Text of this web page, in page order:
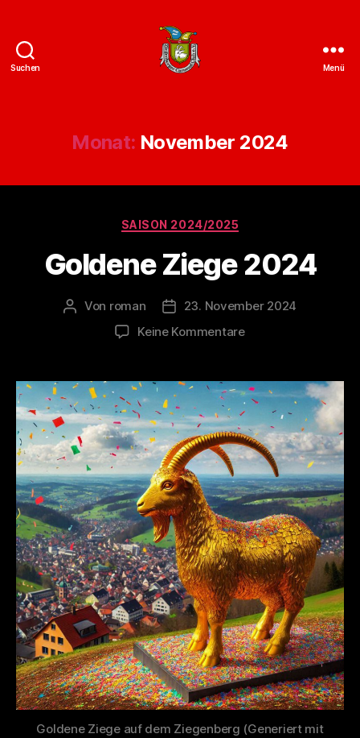
Suchen Menü
Monat: November 2024
Kategorien
SAISON 2024/2025
Goldene Ziege 2024
Beitragsautor
Von roman Veröffentlichungsdatum
23. November 2024
Keine Kommentarezu
2024
Goldene Ziege auf dem Ziegenberg (Generiert mit